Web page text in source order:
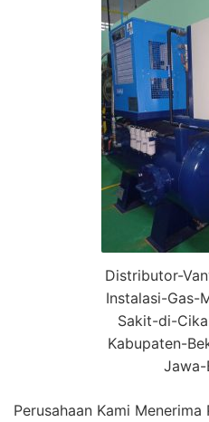
Distributor-
Instalasi-Gas-
Sakit-di-
Kabupaten-
Jawa-
Perusahaan Kami